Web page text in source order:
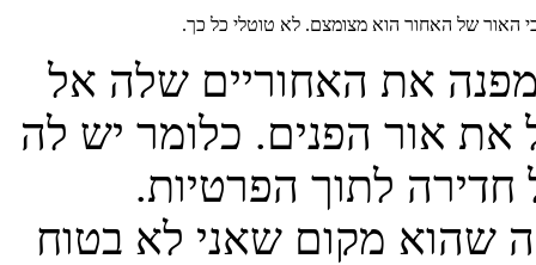
האור של האחור הוא מצומצם. לא טוטלי כל כך.
את האחוריים שלה אל
את אור הפנים. כלומר יש לה
לתוך הפרטיות.
שהוא מקום שאני לא בטוח